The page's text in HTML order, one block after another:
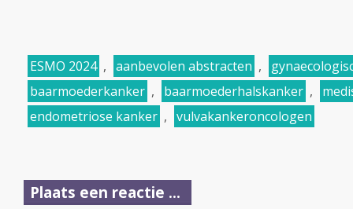
ESMO 2024 , aanbevolen abstracten ,
baarmoederkanker , baarmoederhalskanker ,
endometriose kanker , vulvakankeroncologen
Plaats een reactie ...